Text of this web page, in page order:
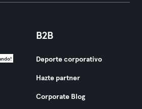
B2B
Deporte corporativo
Hazte partner
Corporate Blog